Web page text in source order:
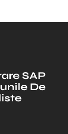
SAP
De